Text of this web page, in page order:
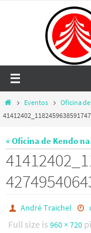
HomeEventos
Oficina
« Oficina de Kendo na
André Traichel
Full size is 960 × 720